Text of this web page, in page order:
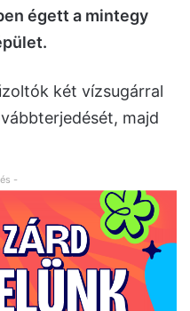
égett a mintegy
két vízsugárral
majd
-